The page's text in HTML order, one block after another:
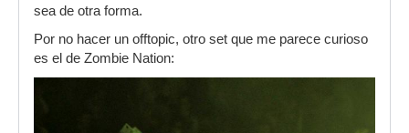
sea de otra forma.
Por no hacer un offtopic, otro set que me parece curioso
es el de Zombie Nation: